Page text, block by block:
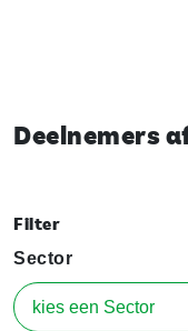
Deelnemers
Filter
Sector